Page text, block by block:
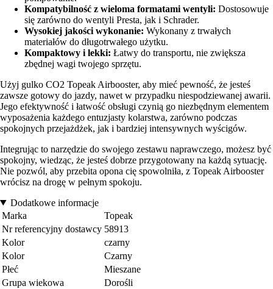
Kompatybilność z wieloma formatami wentyli: Dostosowuje
się zarówno do wentyli Presta, jak i Schrader.
Wysokiej jakości wykonanie: Wykonany z trwałych
materiałów do długotrwałego użytku.
Kompaktowy i lekki: Łatwy do transportu, nie zwiększa
zbędnej wagi twojego sprzętu.
Użyj gulko CO2 Topeak Airbooster, aby mieć pewność, że jesteś
zawsze gotowy do jazdy, nawet w przypadku niespodziewanej awarii.
Jego efektywność i łatwość obsługi czynią go niezbędnym elementem
wyposażenia każdego entuzjasty kolarstwa, zarówno podczas
spokojnych przejażdżek, jak i bardziej intensywnych wyścigów.
Integrując to narzędzie do swojego zestawu naprawczego, możesz być
spokojny, wiedząc, że jesteś dobrze przygotowany na każdą sytuację.
Nie pozwól, aby przebita opona cię spowolniła, z Topeak Airbooster
wrócisz na drogę w pełnym spokoju.
Dodatkowe informacje
Marka
Topeak
Nr referencyjny dostawcy 58913
Kolor
czarny
Kolor
Czarny
Płeć
Mieszane
Grupa wiekowa
Dorośli